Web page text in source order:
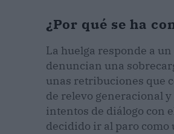
¿Por qué se ha
La huelga responde a
denuncian una
unas retribuciones que
de relevo generacional
intentos de diálogo con
decidido ir al paro como